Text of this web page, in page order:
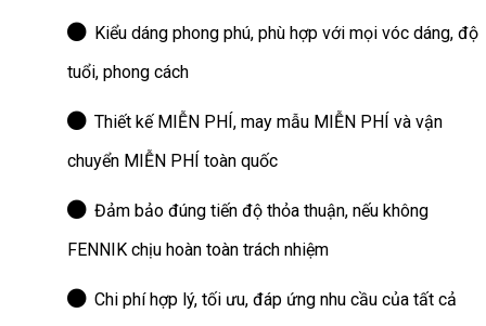
Kiểu dáng phong phú, phù hợp với mọi vóc dáng, độ
tuổi, phong cách
Thiết kế MIỄN PHÍ, may mẫu MIỄN PHÍ và vận
chuyển MIỄN PHÍ toàn quốc
Đảm bảo đúng tiến độ thỏa thuận, nếu không
FENNIK chịu hoàn toàn trách nhiệm
Chi phí hợp lý, tối ưu, đáp ứng nhu cầu của tất cả